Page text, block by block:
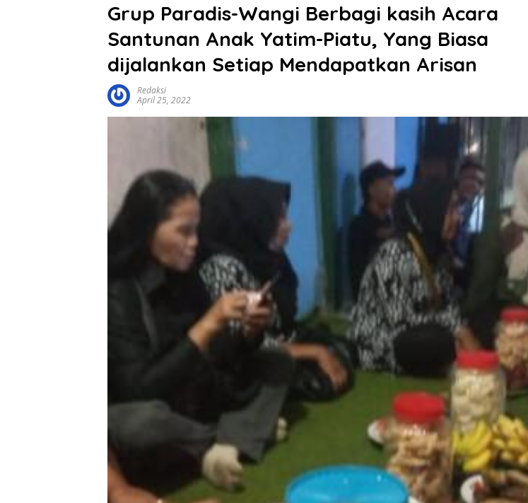
Grup Paradis-Wangi Berbagi kasih Acara
Santunan Anak Yatim-Piatu, Yang Biasa
dijalankan Setiap Mendapatkan Arisan
Redaksi
April 25, 2022